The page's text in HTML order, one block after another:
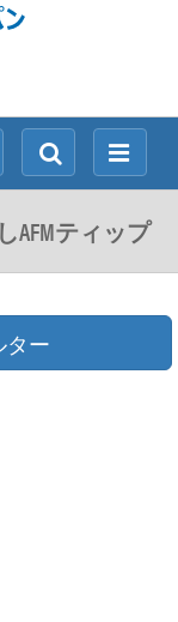
メ
ニ
ュ
検
索
AFMティップ
ター